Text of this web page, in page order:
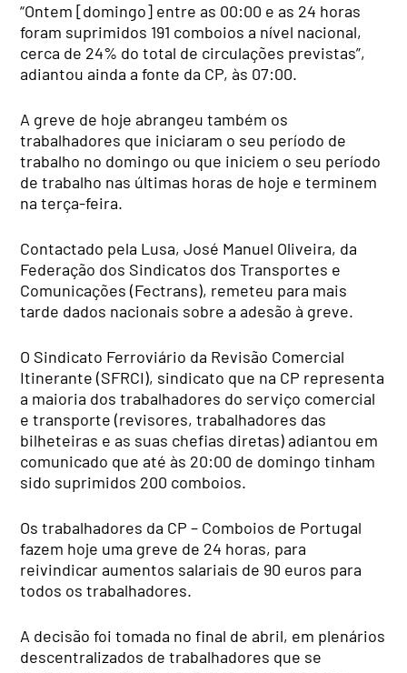
“Ontem [domingo] entre as 00:00 e as 24 horas
foram suprimidos 191 comboios a nível nacional,
cerca de 24% do total de circulações previstas”,
adiantou ainda a fonte da CP, às 07:00.
A greve de hoje abrangeu também os
trabalhadores que iniciaram o seu período de
trabalho no domingo ou que iniciem o seu período
de trabalho nas últimas horas de hoje e terminem
na terça-feira.
Contactado pela Lusa, José Manuel Oliveira, da
Federação dos Sindicatos dos Transportes e
Comunicações (Fectrans), remeteu para mais
tarde dados nacionais sobre a adesão à greve.
O Sindicato Ferroviário da Revisão Comercial
Itinerante (SFRCI), sindicato que na CP representa
a maioria dos trabalhadores do serviço comercial
e transporte (revisores, trabalhadores das
bilheteiras e as suas chefias diretas) adiantou em
comunicado que até às 20:00 de domingo tinham
sido suprimidos 200 comboios.
Os trabalhadores da CP – Comboios de Portugal
fazem hoje uma greve de 24 horas, para
reivindicar aumentos salariais de 90 euros para
todos os trabalhadores.
A decisão foi tomada no final de abril, em plenários
descentralizados de trabalhadores que se